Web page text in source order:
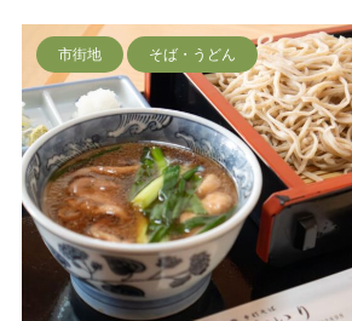
市街地 そば・うどん